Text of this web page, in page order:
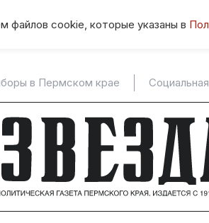
файлов cookie, которые указаны в
в Пермском крае